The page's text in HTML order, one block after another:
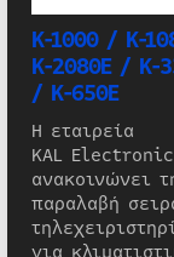
K-1000 / K-
K-2080E / K-
/ K-650E
Η εταιρεία
KAL
ανακοινώνει
παραλαβή